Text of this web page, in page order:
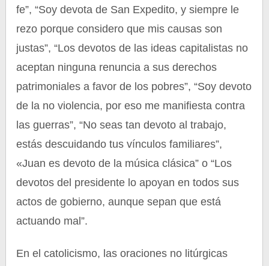
fe”, “Soy devota de San Expedito, y siempre le
rezo porque considero que mis causas son
justas”, “Los devotos de las ideas capitalistas no
aceptan ninguna renuncia a sus derechos
patrimoniales a favor de los pobres”, “Soy devoto
de la no violencia, por eso me manifiesta contra
las guerras”, “No seas tan devoto al trabajo,
estás descuidando tus vínculos familiares”,
«Juan es devoto de la música clásica” o “Los
devotos del presidente lo apoyan en todos sus
actos de gobierno, aunque sepan que está
actuando mal”.
En el catolicismo, las oraciones no litúrgicas